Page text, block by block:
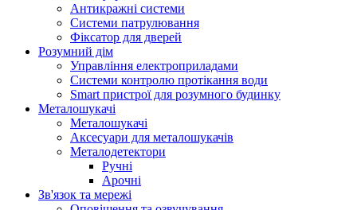
Антикражні системи
Системи патрулювання
Фіксатор для дверей
Розумний дім
Управління електроприладами
Системи контролю протікання води
Smart пристрої для розумного будинку
Металошукачі
Металошукачі
Аксесуари для металошукачів
Металодетектори
Ручні
Арочні
Зв'язок та мережі